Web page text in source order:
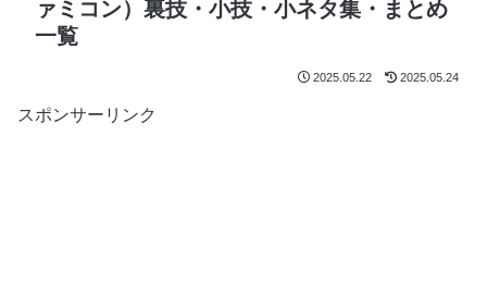
ァミコン）裏技・小技・小ネタ集・まとめ
一覧
2025.05.22 2025.05.24
スポンサーリンク